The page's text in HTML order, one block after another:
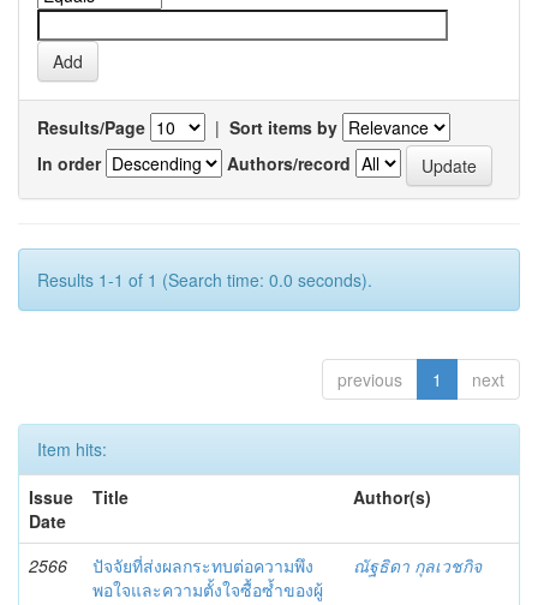
Results/Page | Sort items by
In order
Authors/record
Results 1-1 of 1 (Search time: 0.0 seconds).
previous 1 next
Item hits:
Issue
Date
Title Author(s)
2566
ปัจจัยที่ส่งผลกระทบต่อความพึง
พอใจและความตั้งใจซื้อซ้ำของผู้
ณัฐธิดา กุลเวชกิจ